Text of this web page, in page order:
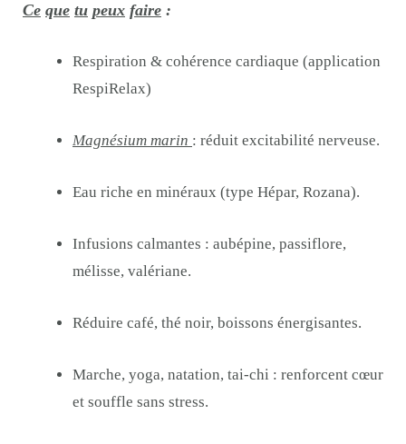
Ce que tu peux faire :
Respiration & cohérence cardiaque (application
RespiRelax)
Magnésium marin : réduit excitabilité nerveuse.
Eau riche en minéraux (type Hépar, Rozana).
Infusions calmantes : aubépine, passiflore,
mélisse, valériane.
Réduire café, thé noir, boissons énergisantes.
Marche, yoga, natation, tai-chi : renforcent cœur
et souffle sans stress.